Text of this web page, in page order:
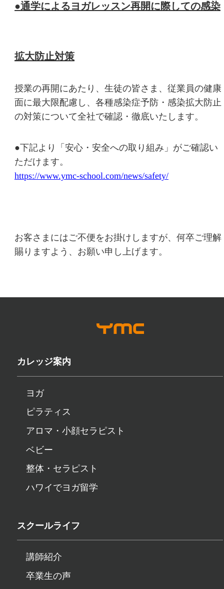
●通学によるヨガレッスン再開に際しての感染
拡大防止対策
授業の再開にあたり、生徒の皆さま、従業員の健康
面に最大限配慮し、各種感染症予防・感染拡大防止
の対策について全社で確認・徹底いたします。
●下記より「安心・安全への取り組み」がご確認い
ただけます。
https://www.ymc-school.com/news/safety/
お客さまにはご不便をお掛けしますが、何卒ご理解
賜りますよう、お願い申し上げます。
カレッジ案内
ヨガ
ピラティス
アロマ・小顔セラピスト
ベビー
整体・セラピスト
ハワイでヨガ留学
スクールライフ
講師紹介
卒業生の声